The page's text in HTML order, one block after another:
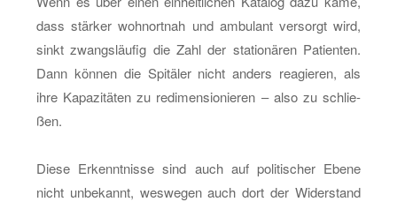
dass stär­ker wohn­ort­nah und am­bu­lant ver­sorgt wird,
sinkt zwangs­läu­fig die Zahl der sta­tio­nä­ren Pa­ti­en­ten.
Dann kön­nen die Spi­tä­ler nicht an­ders re­agie­ren, als
ihre Ka­pa­zi­tä­ten zu re­di­men­sio­nie­ren – also zu schlie­
ßen.
Diese Er­kennt­nis­se sind auch auf po­li­ti­scher Ebene
nicht un­be­kannt, wes­we­gen auch dort der Wi­der­stand